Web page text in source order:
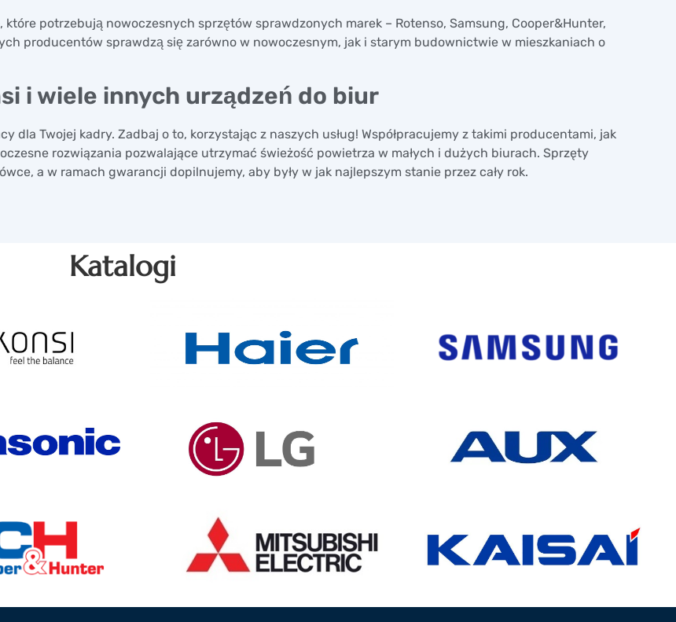
potrzebują nowoczesnych sprzętów sprawdzonych marek – Rotenso, Samsung, Cooper&Hunter,
producentów sprawdzą się zarówno w nowoczesnym, jak i starym budownictwie w mieszkaniach o
i wiele innych urządzeń do biur
dla Twojej kadry. Zadbaj o to, korzystając z naszych usług! Współpracujemy z takimi producentami, jak
rozwiązania pozwalające utrzymać świeżość powietrza w małych i dużych biurach. Sprzęty
a w ramach gwarancji dopilnujemy, aby były w jak najlepszym stanie przez cały rok.
Katalogi